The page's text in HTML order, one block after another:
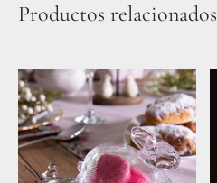
Productos relacionados